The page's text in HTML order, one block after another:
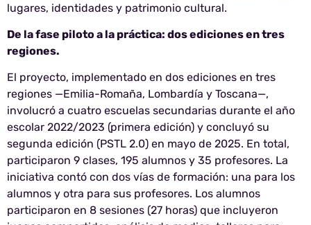
lugares, identidades y patrimonio cultural.
De la fase piloto a la práctica: dos ediciones en tres
regiones.
El proyecto, implementado en dos ediciones en tres
regiones —Emilia-Romaña, Lombardía y Toscana—,
involucró a cuatro escuelas secundarias durante el año
escolar 2022/2023 (primera edición) y concluyó su
segunda edición (PSTL 2.0) en mayo de 2025. En total,
participaron 9 clases, 195 alumnos y 35 profesores. La
iniciativa contó con dos vías de formación: una para los
alumnos y otra para sus profesores. Los alumnos
participaron en 8 sesiones (27 horas) que incluyeron